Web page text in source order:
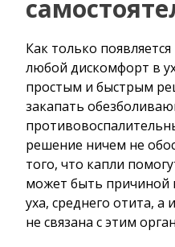
Как только
любой дискомфорт в
простым и быстрым
закапать
решение ничем не
того, что капли
может быть причиной
уха, среднего отита,
не связана с этим